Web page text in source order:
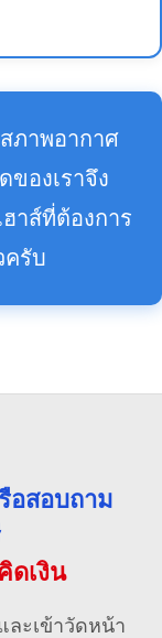
ภาพอากาศ
ของเราจึง
าส์ที่ต้องการ
ครับ
อสอบถาม
ดเงิน
ะเข้าวัดหน้า